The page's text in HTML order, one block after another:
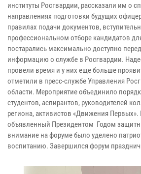
институты Росгвардии, рассказали им о
направлениях подготовки будущих
правилах подачи документов,
профессиональном отборе кандидатов
постарались максимально доступно
информацию о службе в Росгвардии.
провели время и у них еще больше
отметили в пресс-службе Управления
области. Мероприятие объединило
студентов, аспирантов, руководителей
региона, активистов «Движения Первых».
объявленный Президентом Годом
внимание на форуме было уделено
воспитанию. Завершился форум